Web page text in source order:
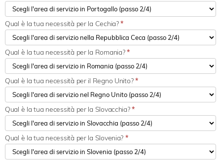
Qual è la tua necessità per la Cechia?*
Qual è la tua necessità per la Romania?*
Qual è la tua necessità per il Regno Unito?*
Qual è la tua necessità per la Slovacchia?*
Qual è la tua necessità per la Slovenia? *